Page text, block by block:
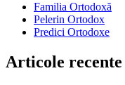
Familia Ortodoxă
Pelerin Ortodox
Predici Ortodoxe
Articole recente